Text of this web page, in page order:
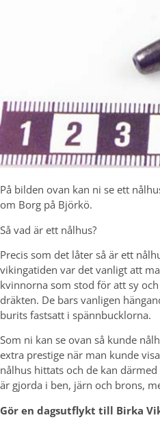
På bilden ovan kan ni se ett
om Borg på Björkö.
Så vad är ett nålhus?
Precis som det låter så är ett
vikingatiden var det vanligt att
kvinnorna som stod för att sy
dräkten. De bars vanligen
burits fastsatt i spännbucklorna.
Som ni kan se ovan så kunde
extra prestige när man kunde
nålhus hittats och de kan
är gjorda i ben, järn och brons,
Gör en dagsutflykt till Birka